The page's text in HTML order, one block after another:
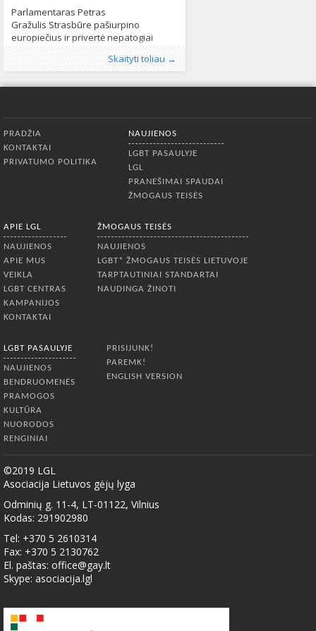
Parlamentaras Petras
Gražulis Strasbūre pašiurpino
europiečius ir privertė nepatogiai
jaustis kolegas iš Lietuvos. Pirmą kartą
į Europos Tarybos Parlamentinę
Asamblėją Strasbūre nuvykęs
parlamentaras negailėjo liaupsių
Gražulis sekti Rusijos pavyzdžiu ragino
visą Europą – pranešė Lietuvos ryto
televizija Dauguma parlamentarų
europiečių nuo P. Gražulio kalbų buvo
pašiurpę, o kartu vykę Lietuvos
Skaityti toliau →
Publikavo:Aliona, LGL
Kategorijos:Lietuvoje,Naujienos253
Žymos:Europos Taryba,Gražulis,
Parlamentinė asamblėja414
PRADŽIA
KONTAKTAI
PRIVATUMO POLITIKA
NAUJIENOS
LGBT PASAULYJE
LGL
PRANEŠIMAI SPAUDAI
ŽMOGAUS TEISĖS
APIE LGL
NAUJIENOS
APIE MUS
VEIKLA
LGBT CENTRAS
KAMPANIJOS
KONTAKTAI
ŽMOGAUS TEISĖS
NAUJIENOS
LGBT* ŽMOGAUS TEISĖS LIETUVOJE
TARPTAUTINIAI STANDARTAI
NAUDINGA ŽINOTI
LGBT PASAULYJE
NAUJIENOS
BENDRUOMENĖS
PRAMOGOS
KULTŪRA
NUORODOS
RENGINIAI
PRISIJUNK!
PAREMK!
ENGLISH VERSION
©2019 LGL
Asociacija Lietuvos gėjų lyga
Odminių g. 11-4, LT-01122, Vilnius
Kodas: 291902980
Tel: +370 5 2610314
Fax: +370 5 2130762
El. paštas: office@gay.lt
Skype: asociacija.lgl